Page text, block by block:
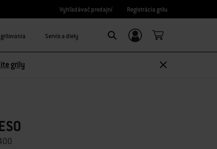
Vyhľadávač predajní Registrácia grilu
Servis a diely Prihláste sa/Zaregistrujte sa
grily